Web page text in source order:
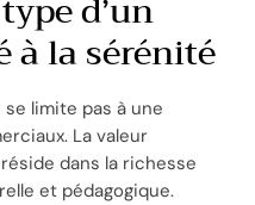
à la sérénité
limite pas à une
La valeur
dans la richesse
et pédagogique.